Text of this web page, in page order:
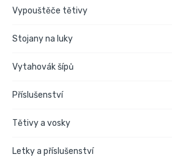
Vypouštěče tětivy
Stojany na luky
Vytahovák šípů
Příslušenství
Tětivy a vosky
Letky a příslušenství